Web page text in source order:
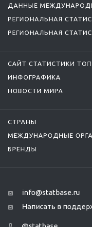
ДАННЫЕ
РЕГИОНАЛЬНАЯ
РЕГИОНАЛЬНАЯ
САЙТ СТАТИСТИКИ
ИНФОГРАФИКА
НОВОСТИ МИРА
СТРАНЫ
МЕЖДУНАРОДНЫЕ
БРЕНДЫ
info@statbase.ru
Написать в